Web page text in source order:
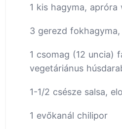
1 kis hagyma, apróra
3 gerezd
1 csomag (12 uncia)
vegetáriánus
1-1/2 csésze salsa,
1 evőkanál chilipor